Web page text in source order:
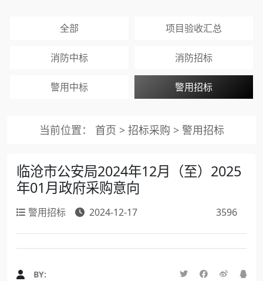
全部 项目验收汇总
消防中标 消防招标
警用中标 警用招标
当前位置： 首页 > 招标采购 > 警用招标
临沧市公安局2024年12月（至）2025
年01月政府采购意向
警用招标 2024-12-17 3596
BY: